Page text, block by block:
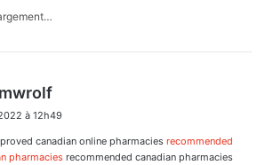
t
:
à 12h49
canadian online pharmacies recommended
pharmacies recommended canadian pharmacies